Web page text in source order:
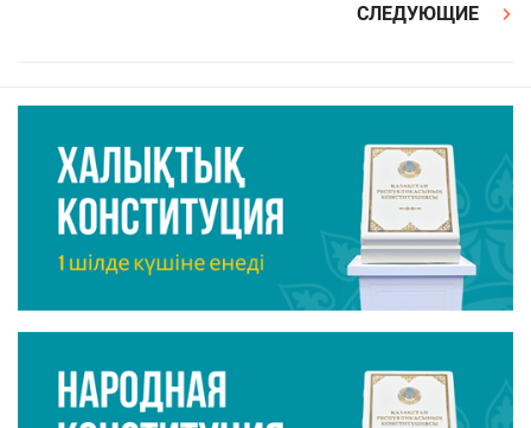
СЛЕДУЮЩИЕ